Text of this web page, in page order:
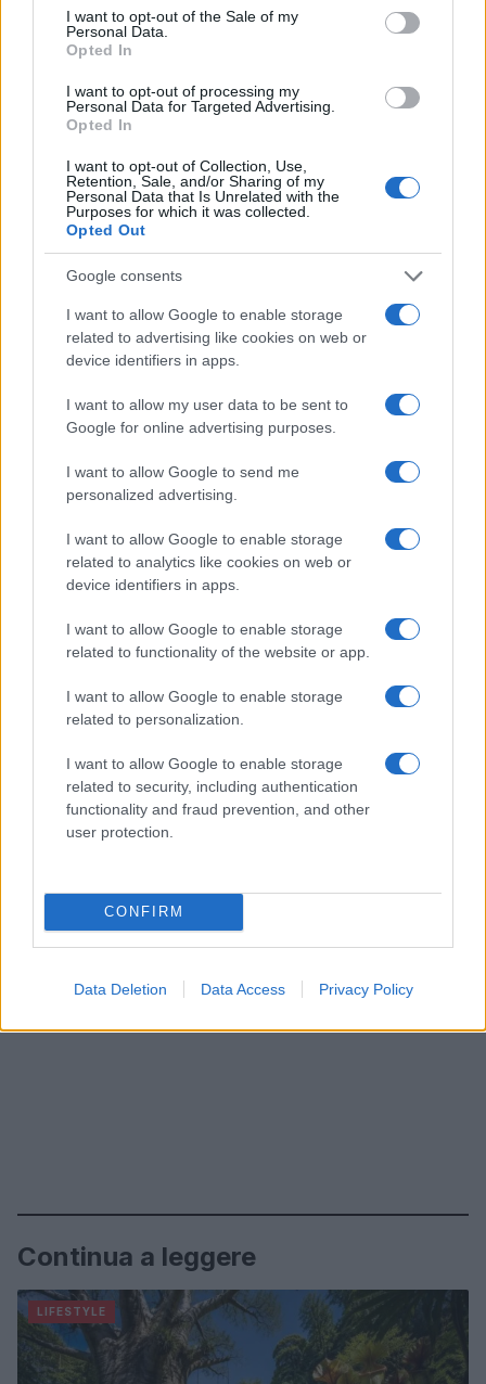
consent section.
I want to opt-out of the Sale of my
Personal Data.
Opted In
I want to opt-out of processing my
Personal Data for Targeted Advertising.
Opted In
I want to opt-out of Collection, Use,
Retention, Sale, and/or Sharing of my
Personal Data that Is Unrelated with the
Purposes for which it was collected.
Opted Out
Google consents
I want to allow Google to enable storage
related to advertising like cookies on web or
device identifiers in apps.
I want to allow my user data to be sent to
Google for online advertising purposes.
I want to allow Google to send me
personalized advertising.
I want to allow Google to enable storage
related to analytics like cookies on web or
device identifiers in apps.
I want to allow Google to enable storage
related to functionality of the website or app.
I want to allow Google to enable storage
related to personalization.
I want to allow Google to enable storage
related to security, including authentication
functionality and fraud prevention, and other
user protection.
CONFIRM
Data Deletion Data Access Privacy Policy
stagione proviene daSézane e
, che
fondono il fascino francese con il calore
che incarna sia l’ artigianato artigianale
che
l’eleganza poetica, perfetta per i mesi autunnali.
Morgane Sézalory, la forza creativa dietro Sézane,
ha realizzato capi caratterizzati da ricami intricati e
tessuti naturali, arricchiti da tonalità calde che
richiamano il fogliame autunnale.2
Una delle collaborazioni più interessanti di questa
stagione proviene daSézanee Baziszt
fondono il fascino francese con il calore
mediterraneo. Il risultato è una collezione capsule
che incarna sia l’artigianato artigianale
l’eleganza poetica, perfetta per i mesi autunnali.
Morgane Sézalory, la forza creativa dietro Sézane,
tessuti naturali, arricchiti da tonalità calde che
richiamano il fogliame autunnale.3
Staff
Continua a leggere
LIFESTYLE